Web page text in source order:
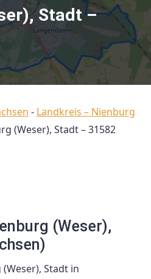
Stadt –
- Landkreis – Nienburg
(Weser), Stadt – 31582
(Weser),
Stadt in